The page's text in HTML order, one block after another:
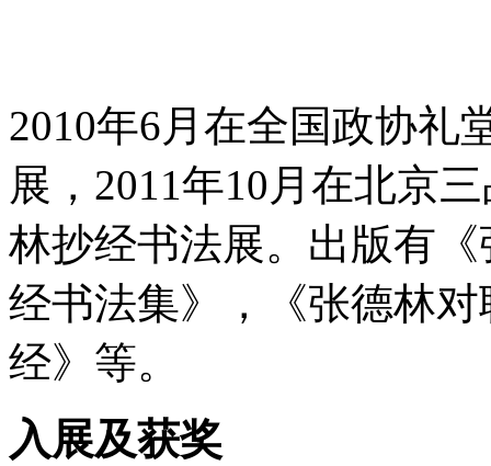
2010年6月在全国政协礼
展，2011年10月在北京
林抄经书法展。出版有
经书法集》，《张德林
经》等。
入展及获奖